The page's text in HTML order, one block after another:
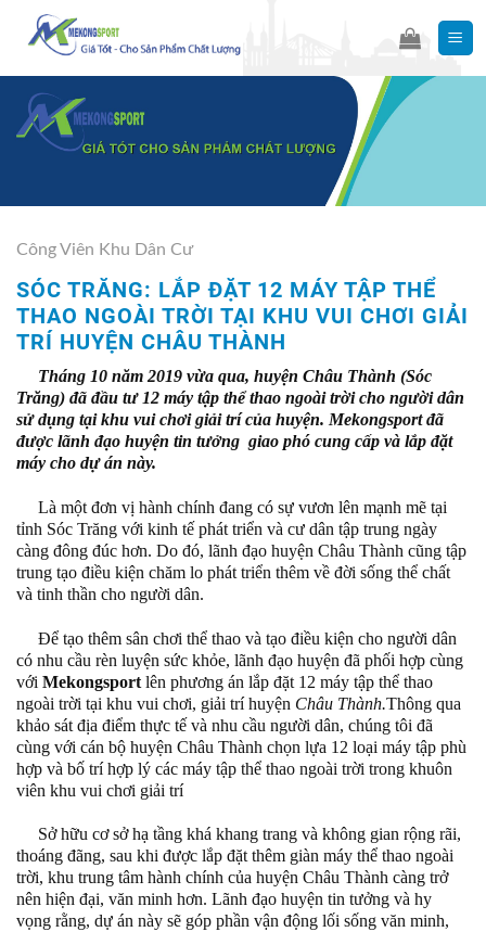
content
Công Viên Khu Dân Cư
SÓC TRĂNG: LẮP ĐẶT 12 MÁY TẬP THỂ
THAO NGOÀI TRỜI TẠI KHU VUI CHƠI GIẢI
TRÍ HUYỆN CHÂU THÀNH
Tháng 10 năm 2019 vừa qua, huyện Châu Thành (Sóc
Trăng) đã đầu tư 12 máy tập thể thao ngoài trời cho người dân
sử dụng tại khu vui chơi giải trí của huyện. Mekongsport đã
được lãnh đạo huyện tin tưởng giao phó cung cấp và lắp đặt
máy cho dự án này.
Là một đơn vị hành chính đang có sự vươn lên mạnh mẽ tại
tỉnh Sóc Trăng với kinh tế phát triển và cư dân tập trung ngày
càng đông đúc hơn. Do đó, lãnh đạo huyện Châu Thành cũng tập
trung tạo điều kiện chăm lo phát triển thêm về đời sống thể chất
và tinh thần cho người dân.
Để tạo thêm sân chơi thể thao và tạo điều kiện cho người dân
có nhu cầu rèn luyện sức khỏe, lãnh đạo huyện đã phối hợp cùng
với Mekongsport lên phương án lắp đặt 12 máy tập thể thao
ngoài trời tại khu vui chơi, giải trí huyện Châu Thành.Thông qua
khảo sát địa điểm thực tế và nhu cầu người dân, chúng tôi đã
cùng với cán bộ huyện Châu Thành chọn lựa 12 loại máy tập phù
hợp và bố trí hợp lý các máy tập thể thao ngoài trời trong khuôn
viên khu vui chơi giải trí
Sở hữu cơ sở hạ tầng khá khang trang và không gian rộng rãi,
thoáng đãng, sau khi được lắp đặt thêm giàn máy thể thao ngoài
trời, khu trung tâm hành chính của huyện Châu Thành càng trở
nên hiện đại, văn minh hơn. Lãnh đạo huyện tin tưởng và hy
vọng rằng, dự án này sẽ góp phần vận động lối sống văn minh,